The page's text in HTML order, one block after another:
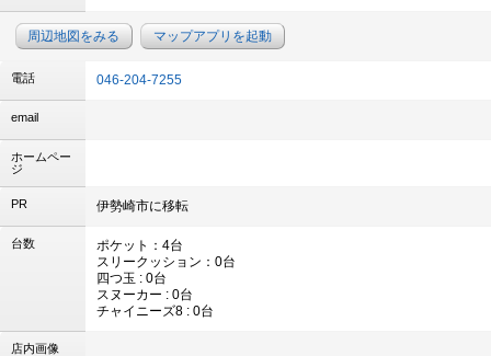
周辺地図をみる マップアプリを起動
電話 046-204-7255
email
ホームペー
ジ
PR 伊勢崎市に移転
台数
ポケット：4台
スリークッション：0台
四つ玉 : 0台
スヌーカー : 0台
チャイニーズ8 : 0台
店内画像